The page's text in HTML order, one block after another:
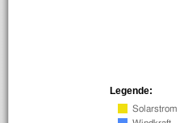
Legende: